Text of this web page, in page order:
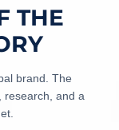
THE
brand. The
research, and a